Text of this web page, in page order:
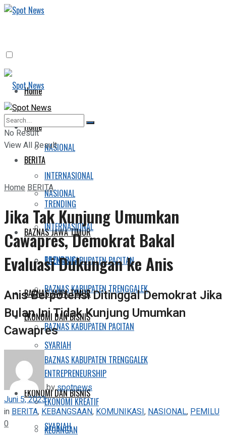
Home
BERITA
NASIONAL
INTERNASIONAL
TRENDING
BAZNAS JAWA TIMUR
BAZNAS KABUPATEN PACITAN
BAZNAS KABUPATEN TRENGGALEK
EKONOMI DAN BISNIS
SYARIAH
ENTREPRENEURSHIP
EKONOMI KREATIF
KEUANGAN
Home
BERITA
NASIONAL
INTERNASIONAL
TRENDING
BAZNAS JAWA TIMUR
BAZNAS KABUPATEN PACITAN
BAZNAS KABUPATEN TRENGGALEK
EKONOMI DAN BISNIS
SYARIAH
No Result
View All Result
HomeBERITA
Jika Tak Kunjung Umumkan
Cawapres, Demokrat Bakal
Evaluasi Dukungan ke Anis
Anis Berpotensi Ditinggal Demokrat Jika
Bulan Ini Tidak Kunjung Umumkan
Cawapres
byspotnews
Juni 5, 2023
in BERITA, KEBANGSAAN, KOMUNIKASI, NASIONAL, PEMILU
0